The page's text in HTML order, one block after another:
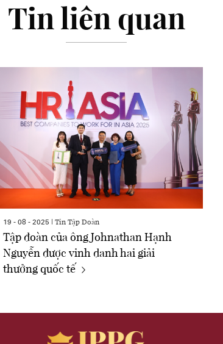
Tin liên quan
19 - 08 - 2025 | Tin Tập Đoàn
Tập đoàn của ông Johnathan Hạnh
Nguyễn được vinh danh hai giải
thưởng quốc tế